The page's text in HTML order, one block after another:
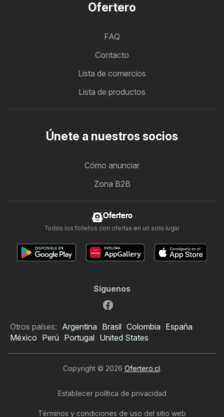
Ofertero
FAQ
Contacto
Lista de comercios
Lista de productos
Únete a nuestros socios
Cómo anunciar
Zona B2B
Ofertero
Todos los folletos con ofertas en un solo lugar
Síguenos
Otros países: Argentina Brasil Colombia España
México Perú Portugal United States
Copyright © 2026 Ofertero.cl.
Establecer política de privacidad
Términos y condiciones de uso del sitio web